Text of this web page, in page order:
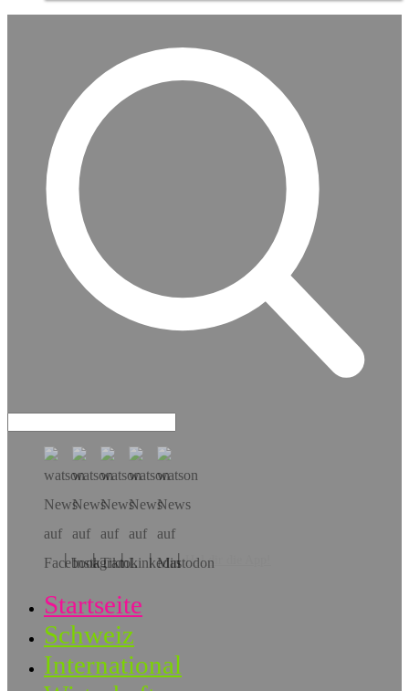
Hol dir die App!
Startseite
Schweiz
International